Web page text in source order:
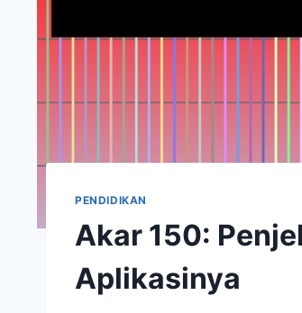
PENDIDIKAN
Akar 150:
Aplikasinya